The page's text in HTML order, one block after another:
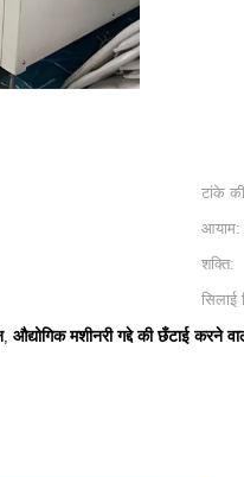
टांके
आयाम:
शक्ति:
सिलाई
, औद्योगिक मशीनरी गद्दे की छँटाई करने